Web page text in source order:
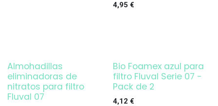
4,95 €
Almohadillas
eliminadoras de
nitratos para filtro
Fluval 07
Bio Foamex azul para
filtro Fluval Serie 07 -
Pack de 2
4,12 €